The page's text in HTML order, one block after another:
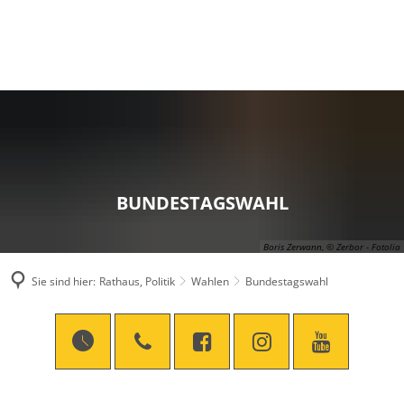
Boris Zerwann, © Zerbor - Fotolia
BUNDESTAGSWAHL
Sie sind hier: Rathaus, Politik Wahlen Bundestagswahl